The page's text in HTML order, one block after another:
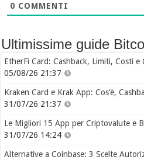
0 COMMENTI
Ultimissime guide
EtherFi Card: Cashback, Limiti, Costi e
05/08/26 21:37
Kraken Card e Krak App: Cos’è,
31/07/26 21:37
Le Migliori 15 App per Criptovalute e
31/07/26 14:24
Alternative a Coinbase: 3 Scelte